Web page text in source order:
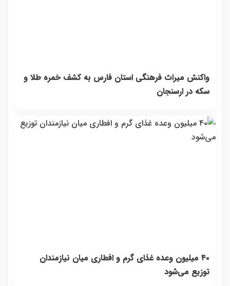
واکنش میراث فرهنگی استان فارس به کشف خمره طلا و
سکه در ارسنجان
۴۰ میلیون وعده غذای گرم و افطاری میان نیازمندان
توزیع می‌شود